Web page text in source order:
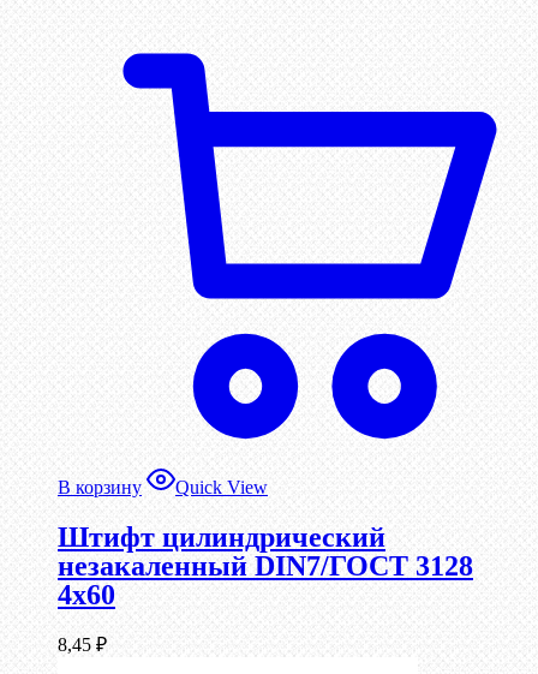
В корзину Quick View
Штифт цилиндрический
незакаленный DIN7/ГОСТ 3128
4х60
8,45 ₽